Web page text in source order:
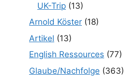
UK-Trip (13)
Arnold Köster (18)
Artikel (13)
English Ressources (77)
Glaube/Nachfolge (363)